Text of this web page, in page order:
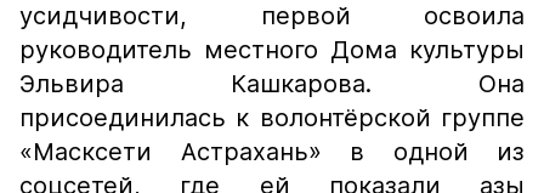
усидчивости, первой освоила
руководитель местного Дома культуры
Эльвира Кашкарова. Она
присоединилась к волонтёрской группе
«Масксети Астрахань» в одной из
соцсетей, где ей показали азы